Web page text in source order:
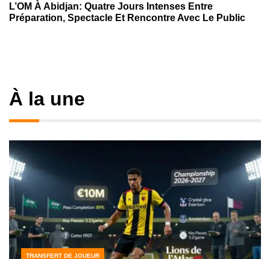
L’OM À Abidjan: Quatre Jours Intenses Entre
Préparation, Spectacle Et Rencontre Avec Le Public
À la une
TRANSFERT DE JOUEUR